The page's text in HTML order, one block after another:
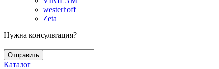
westerhoff
Zeta
Нужна консультация?
Каталог